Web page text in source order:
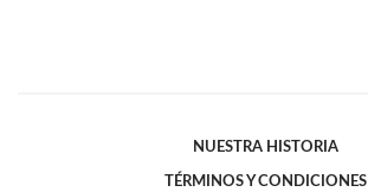
NUESTRA HISTORIA
TÉRMINOS Y CONDICIONES